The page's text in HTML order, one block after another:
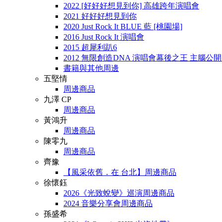
2022 [好好好想見到你] 高雄跨年演唱會
2021 好好好想見到你
2020 Just Rock It BLUE 藍 [桃園場]
2016 Just Rock It 演唱會
2015 超犀利趴6
2012 無限創造DNA 演唱會幕後之王 主腦公
書籍與其他周邊
五堅情
周邊商品
九澤 CP
周邊商品
黃鴻升
周邊商品
陳零九
周邊商品
齊豫
【風采依舊．在 台北】周邊商品
徐懷鈺
2026《光致蛻變》巡演周邊商品
2024 音樂分享會周邊商品
孫盛希